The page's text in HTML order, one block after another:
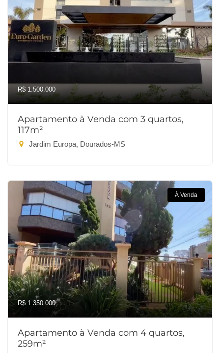
R$ 1.500.000
Apartamento à Venda com 3 quartos,
117m²
Jardim Europa, Dourados-MS
À Venda
R$ 1.350.000
Apartamento à Venda com 4 quartos,
259m²